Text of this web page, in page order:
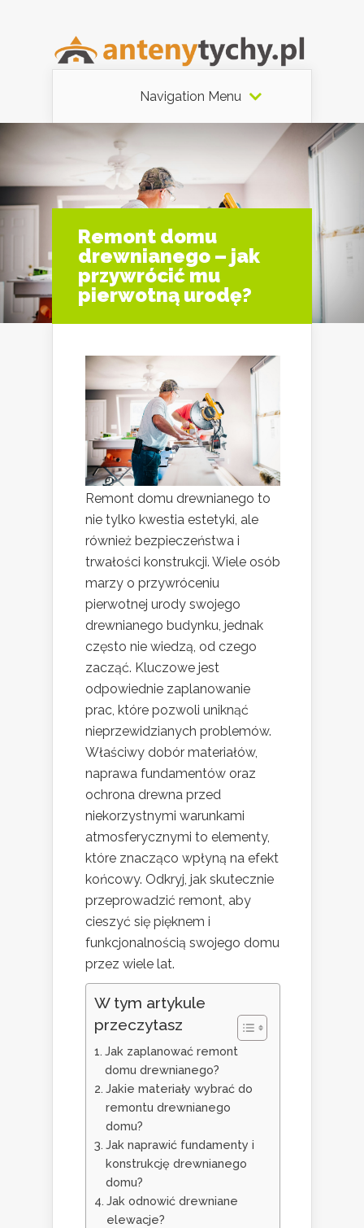
Navigation Menu
Remont domu
drewnianego – jak
przywrócić mu
pierwotną urodę?
Remont domu drewnianego to
nie tylko kwestia estetyki, ale
również bezpieczeństwa i
trwałości konstrukcji. Wiele osób
marzy o przywróceniu
pierwotnej urody swojego
drewnianego budynku, jednak
często nie wiedzą, od czego
zacząć. Kluczowe jest
odpowiednie zaplanowanie
prac, które pozwoli uniknąć
nieprzewidzianych problemów.
Właściwy dobór materiałów,
naprawa fundamentów oraz
ochrona drewna przed
niekorzystnymi warunkami
atmosferycznymi to elementy,
które znacząco wpłyną na efekt
końcowy. Odkryj, jak skutecznie
przeprowadzić remont, aby
cieszyć się pięknem i
funkcjonalnością swojego domu
przez wiele lat.
W tym artykule
przeczytasz
Jak zaplanować remont
domu drewnianego?
Jakie materiały wybrać do
remontu drewnianego
domu?
Jak naprawić fundamenty i
konstrukcję drewnianego
domu?
Jak odnowić drewniane
elewacje?